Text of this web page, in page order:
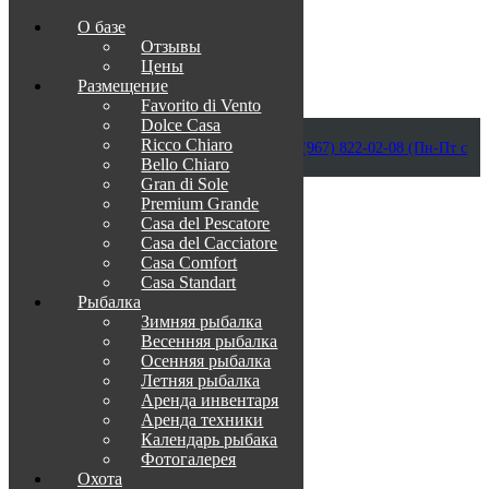
Приветствуем в Венеции на Каспии!
info@otdih-v-astrakhani.ru Как нас найти
+7 (967) 822-02-08 (Пн-Пт с
09:00 до 18:00)
Забронировать
О базе
Отзывы
Цены
Размещение
Favorito di Vento
Dolce Casa
Ricco Chiaro
Bello Chiaro
Gran di Sole
Premium Grande
Casa del Pescatore
Casa del Cacсiatore
Casa Comfort
Casa Standart
Рыбалка
Зимняя рыбалка
Весенняя рыбалка
Осенняя рыбалка
Летняя рыбалка
Аренда инвентаря
Аренда техники
Календарь рыбака
Фотогалерея
Охота